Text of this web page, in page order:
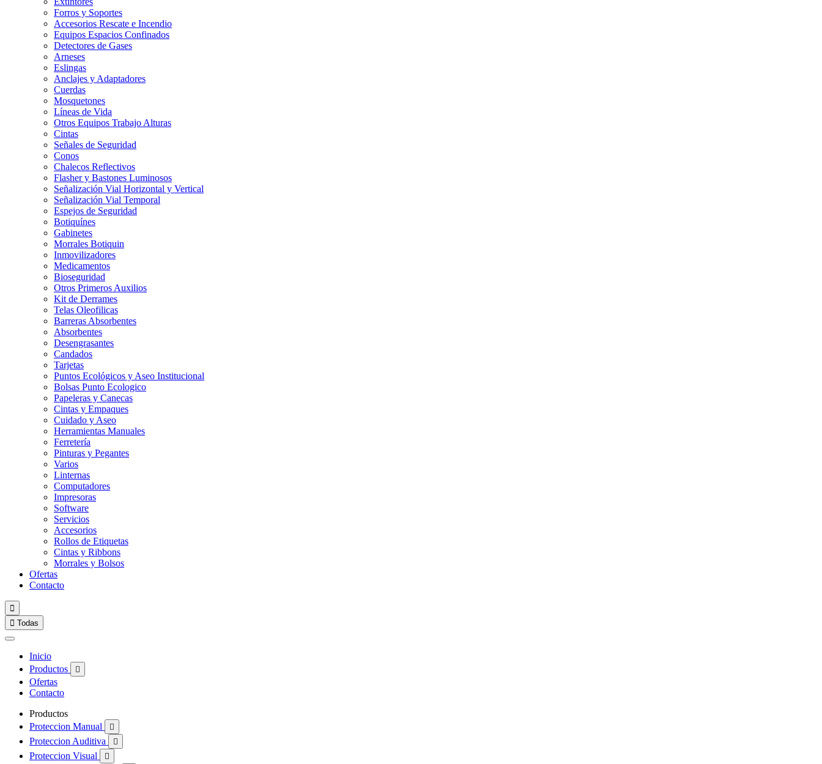
Forros y Soportes
Accesorios Rescate e Incendio
Equipos Espacios Confinados
Detectores de Gases
Arneses
Eslingas
Anclajes y Adaptadores
Cuerdas
Mosquetones
Líneas de Vida
Otros Equipos Trabajo Alturas
Cintas
Señales de Seguridad
Conos
Chalecos Reflectivos
Flasher y Bastones Luminosos
Señalización Vial Horizontal y Vertical
Señalización Vial Temporal
Espejos de Seguridad
Botiquínes
Gabinetes
Morrales Botiquin
Inmovilizadores
Medicamentos
Bioseguridad
Otros Primeros Auxilios
Kit de Derrames
Telas Oleofilicas
Barreras Absorbentes
Absorbentes
Desengrasantes
Candados
Tarjetas
Puntos Ecológicos y Aseo Institucional
Bolsas Punto Ecologico
Papeleras y Canecas
Cintas y Empaques
Cuidado y Aseo
Herramientas Manuales
Ferretería
Pinturas y Pegantes
Varios
Linternas
Computadores
Impresoras
Software
Servicios
Accesorios
Rollos de Etiquetas
Cintas y Ribbons
Morrales y Bolsos
Ofertas
Contacto

 Todas
Inicio
Productos

Ofertas
Contacto
Productos
Proteccion Manual

Proteccion Auditiva 
Proteccion Visual 